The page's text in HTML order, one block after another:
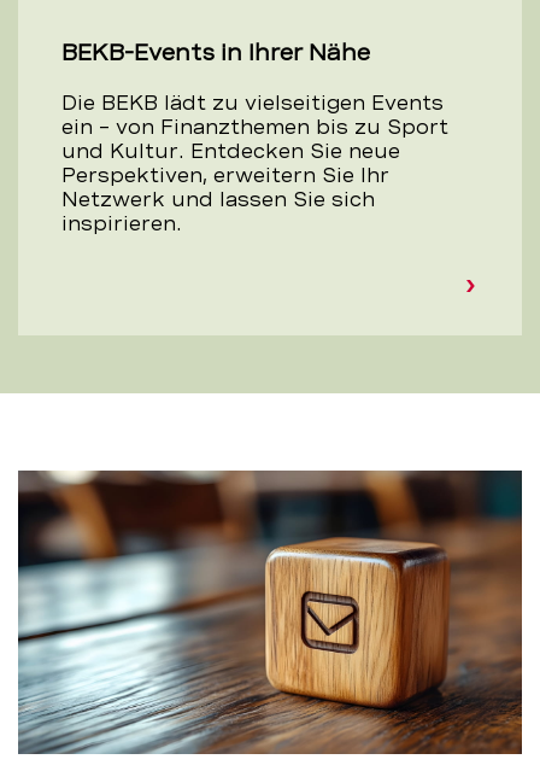
BEKB-Events in Ihrer Nähe
Die BEKB lädt zu vielseitigen Events
ein – von Finanzthemen bis zu Sport
und Kultur. Entdecken Sie neue
Perspektiven, erweitern Sie Ihr
Netzwerk und lassen Sie sich
inspirieren.